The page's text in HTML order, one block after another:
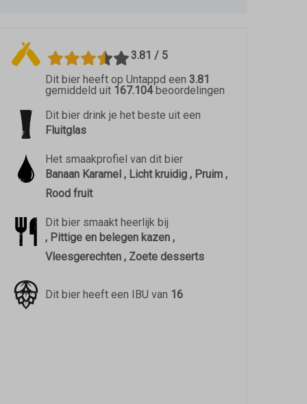
3.81 / 5
Dit bier heeft op Untappd een 3.81
gemiddeld uit 167.104beoordelingen
Dit bier drink je het beste uit een
Fluitglas
Het smaakprofiel van dit bier
Banaan Karamel , Licht kruidig , Pruim ,
Rood fruit
Dit bier smaakt heerlijk bij
, Pittige en belegen kazen ,
Vleesgerechten , Zoete desserts
Dit bier heeft een IBU van 16